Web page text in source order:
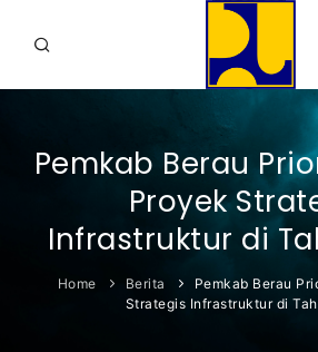
PROFIL
INFORMASI
Pemkab Berau
Proyek
Infrastruktur di
Home Berita
Pemkab Berau
Strategis Infrastruktur di